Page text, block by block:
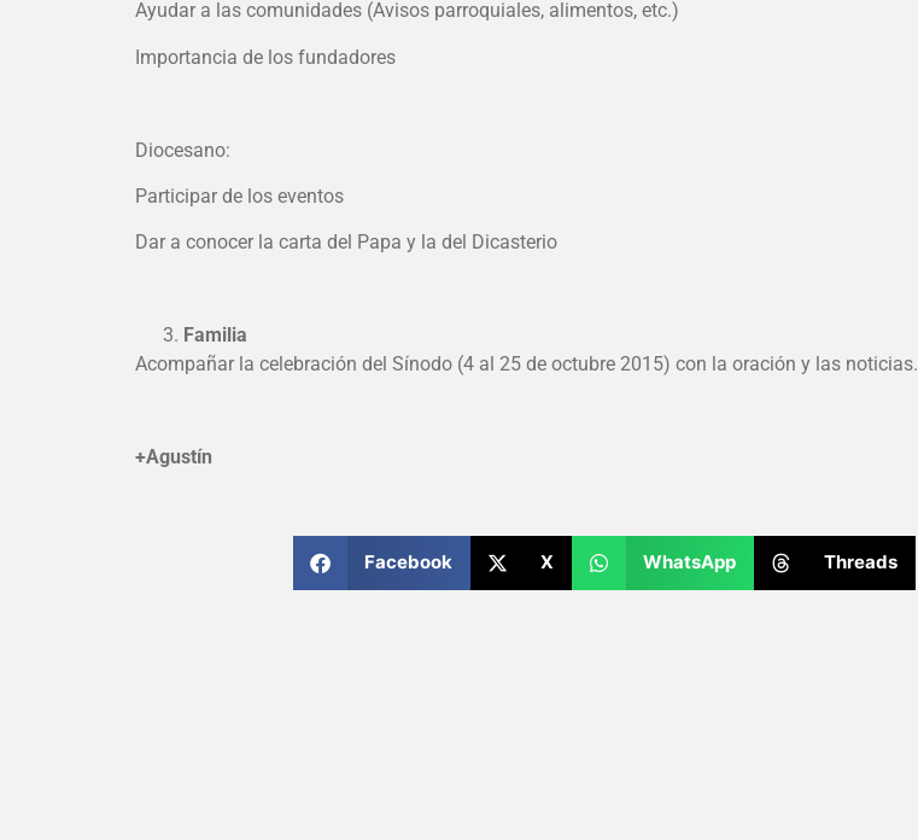
Ayudar a las comunidades (Avisos parroquiales, alimentos, etc.)
Importancia de los fundadores
Diocesano:
Participar de los eventos
Dar a conocer la carta del Papa y la del Dicasterio
Familia
Acompañar la celebración del Sínodo (4 al 25 de octubre 2015) con la oración y las noticias.
+Agustín
Facebook X WhatsApp Threads